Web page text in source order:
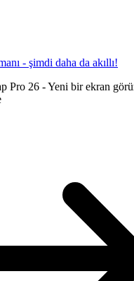
- şimdi daha da akıllı!
Pro 26 - Yeni bir ekran